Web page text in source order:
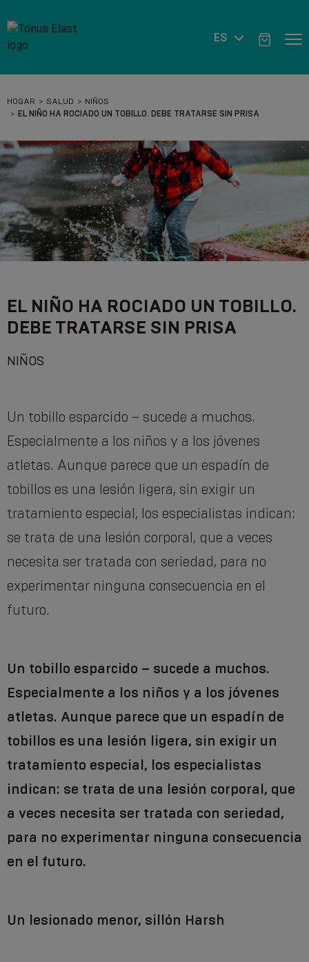
ES
HOGAR SALUD
NIÑOS
EL NIÑO HA ROCIADO UN TOBILLO. DEBE TRATARSE SIN PRISA
EL NIÑO HA ROCIADO UN TOBILLO.
DEBE TRATARSE SIN PRISA
NIÑOS
Un tobillo esparcido – sucede a muchos.
Especialmente a los niños y a los jóvenes
atletas. Aunque parece que un espadín de
tobillos es una lesión ligera, sin exigir un
tratamiento especial, los especialistas indican:
se trata de una lesión corporal, que a veces
necesita ser tratada con seriedad, para no
experimentar ninguna consecuencia en el
futuro.
Un tobillo esparcido – sucede a muchos.
Especialmente a los niños y a los jóvenes
atletas. Aunque parece que un espadín de
tobillos es una lesión ligera, sin exigir un
tratamiento especial, los especialistas
indican: se trata de una lesión corporal, que
a veces necesita ser tratada con seriedad,
para no experimentar ninguna consecuencia
en el futuro.
Un lesionado menor, sillón Harsh